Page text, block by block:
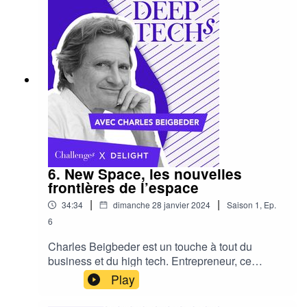
Commission de réflexion sur l’éthique de la
recherche en sciences et technologies du
numérique (Cerna), elle anime un groupe de
travail sur « Ethique en apprentissage
machine ».
6. New Space, les nouvelles
frontières de l’espace
34:34 | dimanche 28 janvier 2024 | Saison 1, Ep.
6
Charles Beigbeder est un touche à tout du
business et du high tech. Entrepreneur, ce
centralien a notamment créé l’opérateur
d’électricité Poweo et la coopérative céréalière
AgroGeneration. Investisseur, il a fondé plusieurs
Play